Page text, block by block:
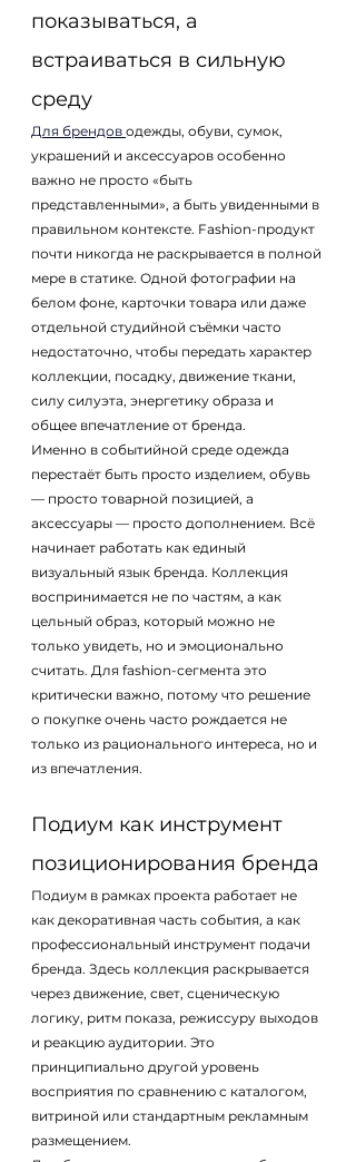
показываться, а
встраиваться в сильную
среду
Для брендов одежды, обуви, сумок,
украшений и аксессуаров особенно
важно не просто «быть
представленными», а быть увиденными в
правильном контексте. Fashion-продукт
почти никогда не раскрывается в полной
мере в статике. Одной фотографии на
белом фоне, карточки товара или даже
отдельной студийной съёмки часто
недостаточно, чтобы передать характер
коллекции, посадку, движение ткани,
силу силуэта, энергетику образа и
общее впечатление от бренда.
Именно в событийной среде одежда
перестаёт быть просто изделием, обувь
— просто товарной позицией, а
аксессуары — просто дополнением. Всё
начинает работать как единый
визуальный язык бренда. Коллекция
воспринимается не по частям, а как
цельный образ, который можно не
только увидеть, но и эмоционально
считать. Для fashion-сегмента это
критически важно, потому что решение
о покупке очень часто рождается не
только из рационального интереса, но и
из впечатления.
Подиум как инструмент
позиционирования бренда
Подиум в рамках проекта работает не
как декоративная часть события, а как
профессиональный инструмент подачи
бренда. Здесь коллекция раскрывается
через движение, свет, сценическую
логику, ритм показа, режиссуру выходов
и реакцию аудитории. Это
принципиально другой уровень
восприятия по сравнению с каталогом,
витриной или стандартным рекламным
размещением.